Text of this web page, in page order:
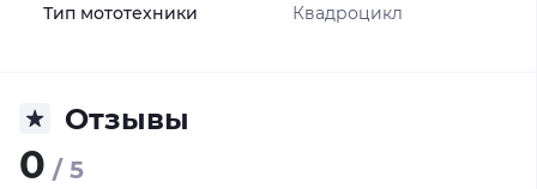
Тип мототехники Квадроцикл
Отзывы
0 / 5